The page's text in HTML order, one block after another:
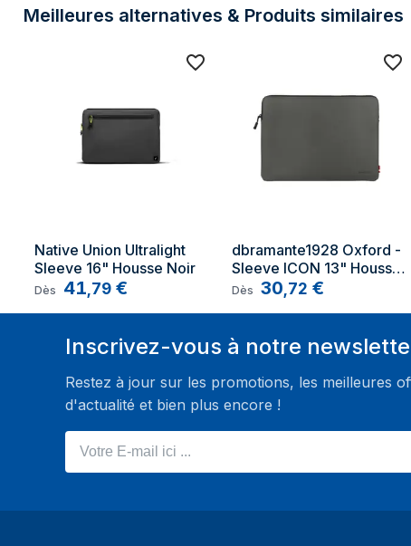
Meilleures alternatives & Produits similaires
Native Union Ultralight
Sleeve 16" Housse Noir
Dès 41,79 €
dbramante1928 Oxford -
Sleeve ICON 13" Housse
Gris
Dès 30,72 €
Inscrivez-vous à notre
Restez à jour sur les promotions, les meilleures
d'actualité et bien plus encore !